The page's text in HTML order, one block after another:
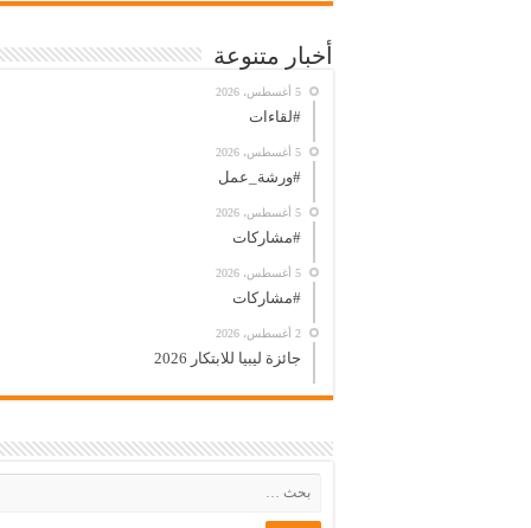
أخبار متنوعة
5 أغسطس، 2026
#لقاءات
5 أغسطس، 2026
#ورشة_عمل
5 أغسطس، 2026
#مشاركات
5 أغسطس، 2026
#مشاركات
2 أغسطس، 2026
جائزة ليبيا للابتكار 2026